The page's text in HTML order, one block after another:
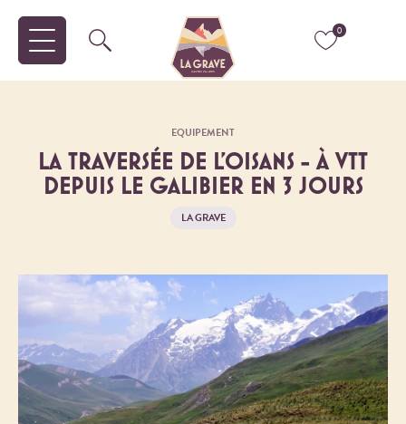
0
EQUIPEMENT
LA TRAVERSÉE DE L'OISANS - À VTT
DEPUIS LE GALIBIER EN 3 JOURS
LA GRAVE